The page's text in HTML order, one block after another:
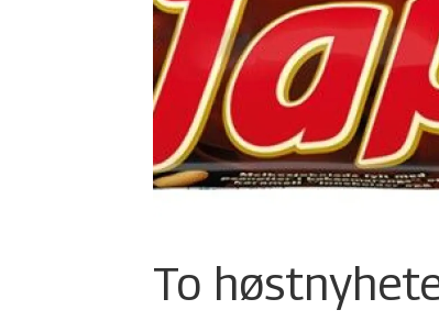
To